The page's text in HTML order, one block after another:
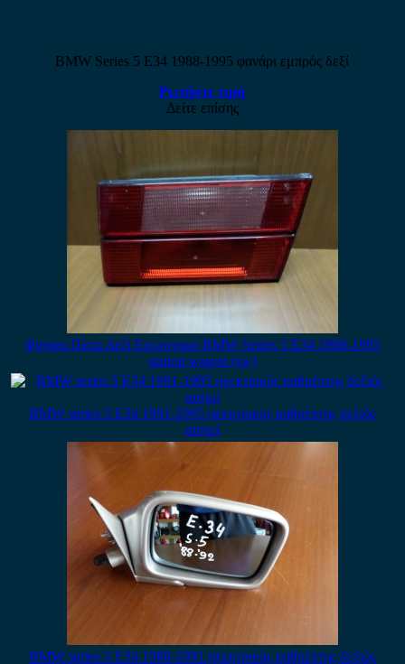
BMW Series 5 E34 1988-1995 φανάρι εμπρός δεξί
Ρωτήστε τιμή
Δείτε επίσης
Φανάρι Πίσω Δεξί Εσωτερικό BMW Series 5 E34 1988-1995
station wagon (sw)
BMW series 5 E34 1991-1995 ηλεκτρικός καθρέπτης δεξιός
ασημί
BMW series 5 E34 1988-1991 ηλεκτρικός καθρέπτης δεξιός